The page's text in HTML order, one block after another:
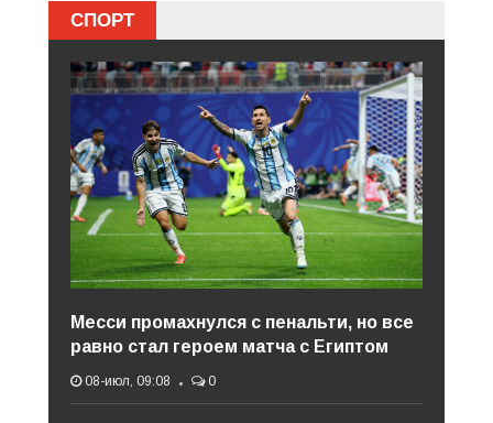
СПОРТ
Месси промахнулся с пенальти, но все
равно стал героем матча с Египтом
08-июл, 09:08 0